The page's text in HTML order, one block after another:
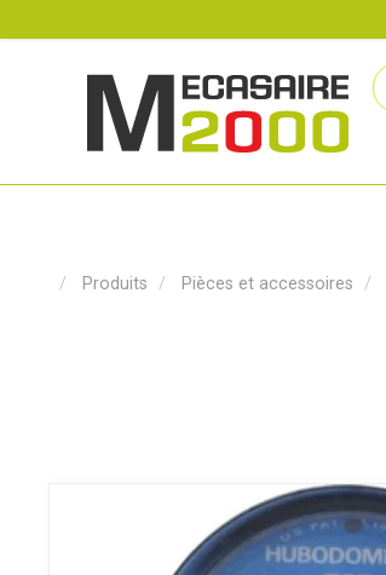
Produits Pièces et accessoires